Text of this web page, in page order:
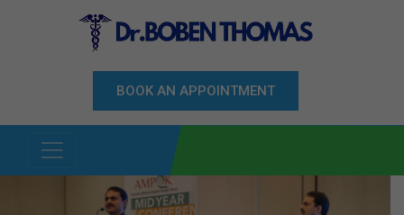
BOOK AN APPOINTMENT